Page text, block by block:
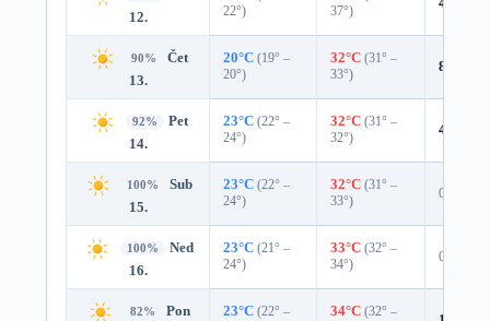
12.
22°)
37°)
90%
Čet
13.
20°C (19° –
20°)
32°C (31° –
33°)
8%
92%
Pet
14.
23°C (22° –
24°)
32°C (31° –
32°)
4%
100%
Sub
15.
23°C (22° –
24°)
32°C (31° –
33°)
0%
100%
Ned
16.
23°C (21° –
24°)
33°C (32° –
34°)
0%
82%
Pon
23°C (22° –
34°C (32° –